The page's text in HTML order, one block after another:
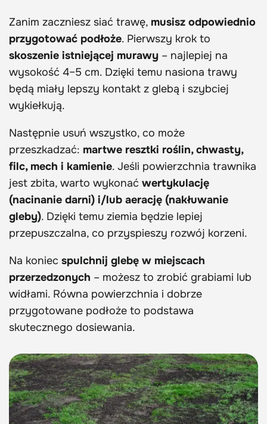
Zanim zaczniesz siać trawę, musisz odpowiednio
przygotować podłoże. Pierwszy krok to
skoszenie istniejącej murawy – najlepiej na
wysokość 4–5 cm. Dzięki temu nasiona trawy
będą miały lepszy kontakt z glebą i szybciej
wykiełkują.
Następnie usuń wszystko, co może
przeszkadzać: martwe resztki roślin, chwasty,
filc, mech i kamienie. Jeśli powierzchnia trawnika
jest zbita, warto wykonać wertykulację
(nacinanie darni) i/lub aerację (nakłuwanie
gleby). Dzięki temu ziemia będzie lepiej
przepuszczalna, co przyspieszy rozwój korzeni.
Na koniec spulchnij glebę w miejscach
przerzedzonych – możesz to zrobić grabiami lub
widłami. Równa powierzchnia i dobrze
przygotowane podłoże to podstawa
skutecznego dosiewania.